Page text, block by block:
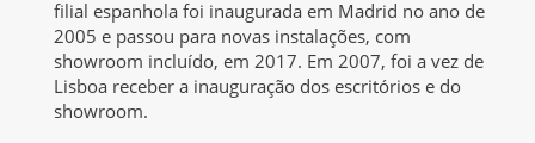
filial espanhola foi inaugurada em Madrid no ano de
2005 e passou para novas instalações, com
showroom incluído, em 2017. Em 2007, foi a vez de
Lisboa receber a inauguração dos escritórios e do
showroom.